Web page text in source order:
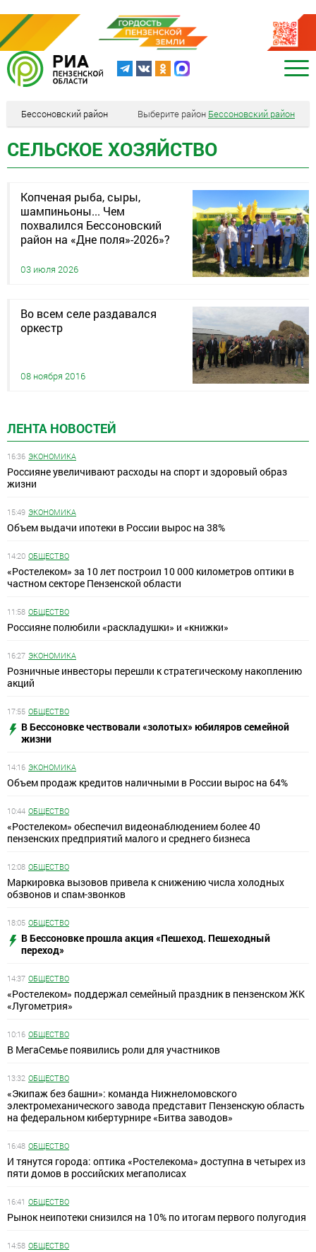
Бессоновский район Выберите район Бессоновский район
ЛЕНТА НОВОСТЕЙ
16:36 ЭКОНОМИКА
Россияне увеличивают расходы на спорт и здоровый образ
жизни
15:49 ЭКОНОМИКА
Объем выдачи ипотеки в России вырос на 38%
14:20 ОБЩЕСТВО
«Ростелеком» за 10 лет построил 10 000 километров оптики в
частном секторе Пензенской области
11:58 ОБЩЕСТВО
Россияне полюбили «раскладушки» и «книжки»
16:27 ЭКОНОМИКА
Розничные инвесторы перешли к стратегическому накоплению
акций
17:55 ОБЩЕСТВО
В Бессоновке чествовали «золотых» юбиляров семейной
жизни
14:16 ЭКОНОМИКА
Объем продаж кредитов наличными в России вырос на 64%
10:44 ОБЩЕСТВО
«Ростелеком» обеспечил видеонаблюдением более 40
пензенских предприятий малого и среднего бизнеса
12:08 ОБЩЕСТВО
Маркировка вызовов привела к снижению числа холодных
обзвонов и спам-звонков
18:05 ОБЩЕСТВО
В Бессоновке прошла акция «Пешеход. Пешеходный
переход»
14:37 ОБЩЕСТВО
«Ростелеком» поддержал семейный праздник в пензенском ЖК
«Лугометрия»
10:16 ОБЩЕСТВО
В МегаСемье появились роли для участников
13:32 ОБЩЕСТВО
«Экипаж без башни»: команда Нижнеломовского
электромеханического завода представит Пензенскую область
на федеральном кибертурнире «Битва заводов»
16:48 ОБЩЕСТВО
И тянутся города: оптика «Ростелекома» доступна в четырех из
пяти домов в российских мегаполисах
16:41 ОБЩЕСТВО
Рынок неипотеки снизился на 10% по итогам первого полугодия
14:58 ОБЩЕСТВО
СЕЛЬСКОЕ ХОЗЯЙСТВО
Копченая рыба, сыры,
шампиньоны... Чем
похвалился Бессоновский
район на «Дне поля»-2026»?
03 июля 2026
Во всем селе раздавался
оркестр
08 ноября 2016